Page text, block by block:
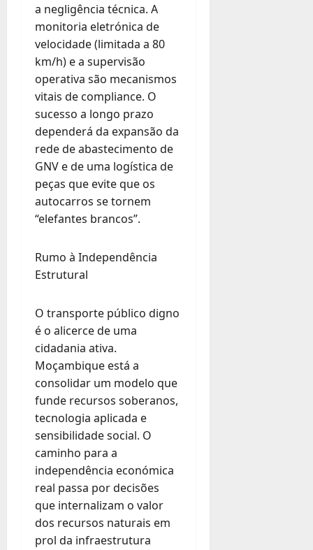
a negligência técnica. A
monitoria eletrónica de
velocidade (limitada a 80
km/h) e a supervisão
operativa são mecanismos
vitais de compliance. O
sucesso a longo prazo
dependerá da expansão da
rede de abastecimento de
GNV e de uma logística de
peças que evite que os
autocarros se tornem
“elefantes brancos”.
Rumo à Independência
Estrutural
O transporte público digno
é o alicerce de uma
cidadania ativa.
Moçambique está a
consolidar um modelo que
funde recursos soberanos,
tecnologia aplicada e
sensibilidade social. O
caminho para a
independência económica
real passa por decisões
que internalizam o valor
dos recursos naturais em
prol da infraestrutura